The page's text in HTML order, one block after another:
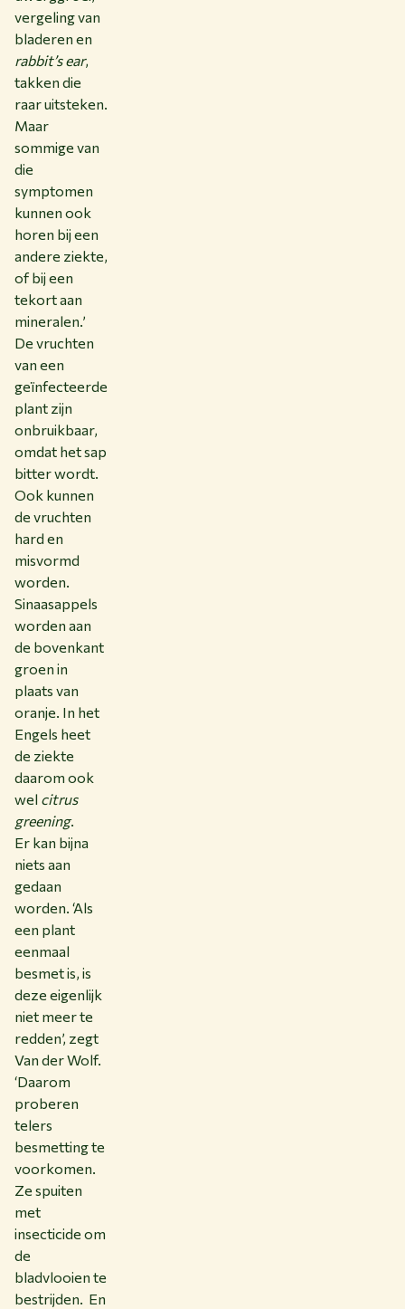
vergeling van
bladeren en
rabbit’s ear,
takken die
raar uitsteken.
Maar
sommige van
die
symptomen
kunnen ook
horen bij een
andere ziekte,
of bij een
tekort aan
mineralen.’
De vruchten
van een
geïnfecteerde
plant zijn
onbruikbaar,
omdat het sap
bitter wordt.
Ook kunnen
de vruchten
hard en
misvormd
worden.
Sinaasappels
worden aan
de bovenkant
groen in
plaats van
oranje. In het
Engels heet
de ziekte
daarom ook
wel citrus
greening.
Er kan bijna
niets aan
gedaan
worden. ‘Als
een plant
eenmaal
besmet is, is
deze eigenlijk
niet meer te
redden’, zegt
Van der Wolf.
‘Daarom
proberen
telers
besmetting te
voorkomen.
Ze spuiten
met
insecticide om
de
bladvlooien te
bestrijden. En